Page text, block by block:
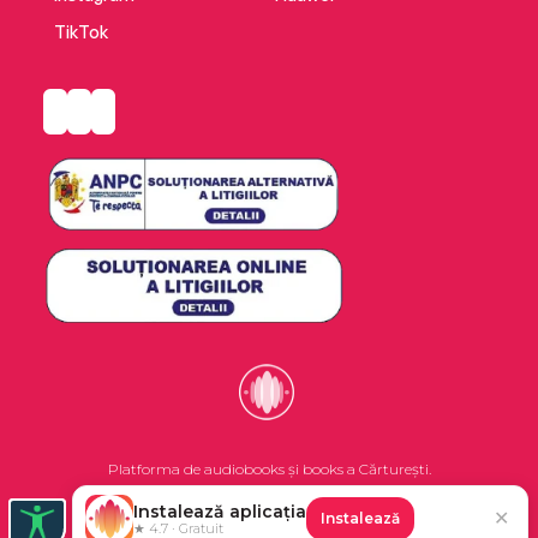
TikTok
Platforma de audiobooks și books a Cărturești.
©2026 Nemo EPG SRL. Toate drepturile rezervate.
Instalează aplicația
★ 4.7 · Gratuit
Instalează ✕